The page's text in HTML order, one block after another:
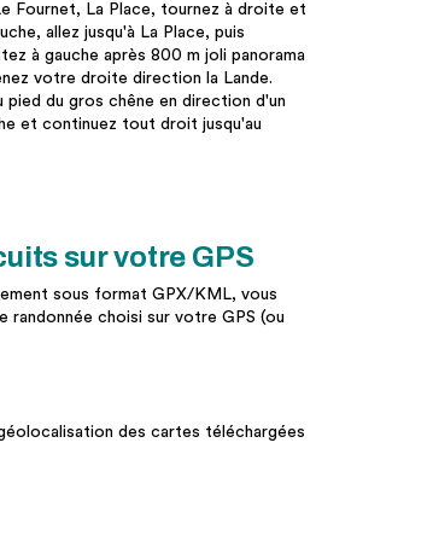
Fournet, La Place, tournez à droite et
allez jusqu'à La Place, puis
à gauche après 800 m joli panorama
votre droite direction la Lande.
pied du gros chêne en direction d'un
et continuez tout droit jusqu'au
sur votre GPS
sous format GPX/KML, vous
choisi sur votre GPS (ou
des cartes téléchargées